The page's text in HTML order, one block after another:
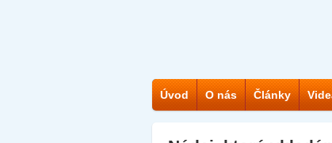
Úvod O nás Články